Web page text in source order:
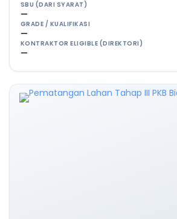
SBU (DARI SYARAT)
—
GRADE / KUALIFIKASI
—
KONTRAKTOR ELIGIBLE (DIREKTORI)
—